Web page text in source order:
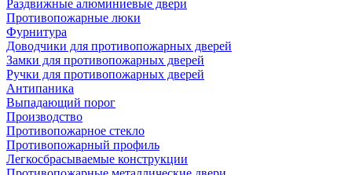
Раздвижные алюминиевые двери
Противопожарные люки
Фурнитура
Доводчики для противопожарных дверей
Замки для противопожарных дверей
Ручки для противопожарных дверей
Антипаника
Выпадающий порог
Производство
Противопожарное стекло
Противопожарный профиль
Легкосбрасываемые конструкции